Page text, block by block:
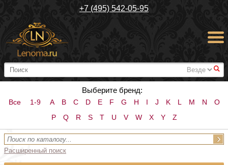
+7 (495) 542-05-95
#
Выберите бренд:
Все 1-9 A B C D E F G H I J K L M N
O
P
Q R S T U V W X Y Z
Расширенный поиск